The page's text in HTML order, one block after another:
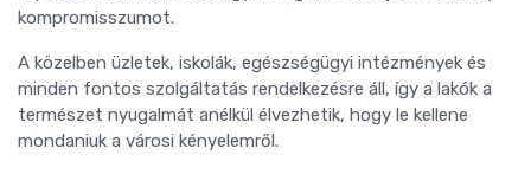
kompromisszumot.
A közelben üzletek, iskolák, egészségügyi intézmények és
minden fontos szolgáltatás rendelkezésre áll, így a lakók a
természet nyugalmát anélkül élvezhetik, hogy le kellene
mondaniuk a városi kényelemről.